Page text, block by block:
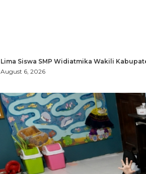
Lima Siswa SMP Widiatmika Wakili
August 6, 2026